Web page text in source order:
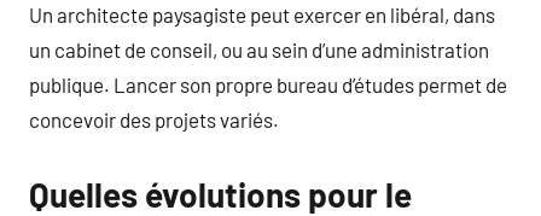
Un architecte paysagiste peut exercer en libéral, dans
un cabinet de conseil, ou au sein d’une administration
publique. Lancer son propre bureau d’études permet de
concevoir des projets variés.
Quelles évolutions pour le